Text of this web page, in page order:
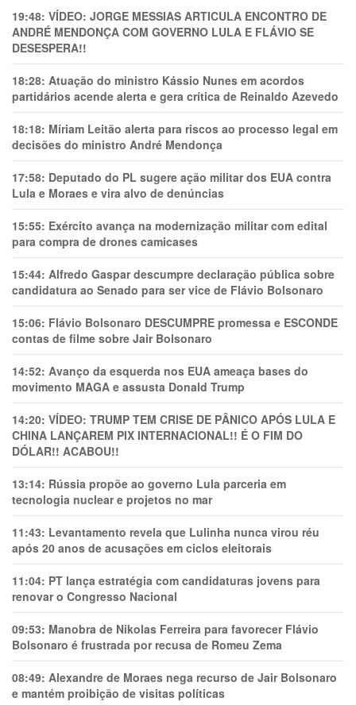
19:48: VÍDEO: JORGE MESSIAS ARTICULA ENCONTRO DE
ANDRÉ MENDONÇA COM GOVERNO LULA E FLÁVIO SE
DESESPERA!!
18:28: Atuação do ministro Kássio Nunes em acordos
partidários acende alerta e gera crítica de Reinaldo Azevedo
18:18: Míriam Leitão alerta para riscos ao processo legal em
decisões do ministro André Mendonça
17:58: Deputado do PL sugere ação militar dos EUA contra
Lula e Moraes e vira alvo de denúncias
15:55: Exército avança na modernização militar com edital
para compra de drones camicases
15:44: Alfredo Gaspar descumpre declaração pública sobre
candidatura ao Senado para ser vice de Flávio Bolsonaro
15:06: Flávio Bolsonaro DESCUMPRE promessa e ESCONDE
contas de filme sobre Jair Bolsonaro
14:52: Avanço da esquerda nos EUA ameaça bases do
movimento MAGA e assusta Donald Trump
14:20: VÍDEO: TRUMP TEM CRlSE DE PÂNlCO APÓS LULA E
CHINA LANÇAREM PIX INTERNACIONAL!! É O FIM DO
DÓLAR!! ACABOU!!
13:14: Rússia propõe ao governo Lula parceria em
tecnologia nuclear e projetos no mar
11:43: Levantamento revela que Lulinha nunca virou réu
após 20 anos de acusações em ciclos eleitorais
11:04: PT lança estratégia com candidaturas jovens para
renovar o Congresso Nacional
09:53: Manobra de Nikolas Ferreira para favorecer Flávio
Bolsonaro é frustrada por recusa de Romeu Zema
08:49: Alexandre de Moraes nega recurso de Jair Bolsonaro
e mantém proibição de visitas políticas